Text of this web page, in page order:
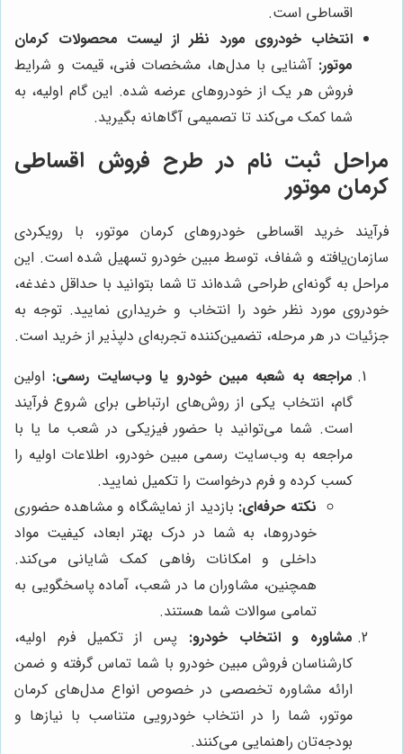
اقساطی است.
انتخاب خودروی مورد نظر از لیست محصولات کرمان
موتور: آشنایی با مدل‌ها، مشخصات فنی، قیمت و شرایط
فروش هر یک از خودروهای عرضه شده. این گام اولیه، به
شما کمک می‌کند تا تصمیمی آگاهانه بگیرید.
مراحل ثبت نام در طرح فروش اقساطی
کرمان موتور
فرآیند خرید اقساطی خودروهای کرمان موتور، با رویکردی
سازمان‌یافته و شفاف، توسط مبین خودرو تسهیل شده است. این
مراحل به گونه‌ای طراحی شده‌اند تا شما بتوانید با حداقل دغدغه،
خودروی مورد نظر خود را انتخاب و خریداری نمایید. توجه به
جزئیات در هر مرحله، تضمین‌کننده تجربه‌ای دلپذیر از خرید است.
مراجعه به شعبه مبین خودرو یا وب‌سایت رسمی: اولین
گام، انتخاب یکی از روش‌های ارتباطی برای شروع فرآیند
است. شما می‌توانید با حضور فیزیکی در شعب ما یا با
مراجعه به وب‌سایت رسمی مبین خودرو، اطلاعات اولیه را
کسب کرده و فرم درخواست را تکمیل نمایید.
نکته حرفه‌ای: بازدید از نمایشگاه و مشاهده حضوری
خودروها، به شما در درک بهتر ابعاد، کیفیت مواد
داخلی و امکانات رفاهی کمک شایانی می‌کند.
همچنین، مشاوران ما در شعب، آماده پاسخگویی به
تمامی سوالات شما هستند.
مشاوره و انتخاب خودرو: پس از تکمیل فرم اولیه،
کارشناسان فروش مبین خودرو با شما تماس گرفته و ضمن
ارائه مشاوره تخصصی در خصوص انواع مدل‌های کرمان
موتور، شما را در انتخاب خودرویی متناسب با نیازها و
بودجه‌تان راهنمایی می‌کنند.